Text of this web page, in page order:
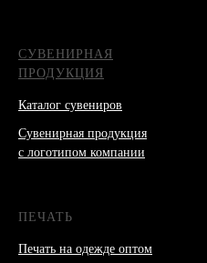
СУВЕНИРНАЯ
ПРОДУКЦИЯ
Каталог сувениров
Сувенирная продукция
с логотипом компании
ПЕЧАТЬ
Печать на одежде оптом